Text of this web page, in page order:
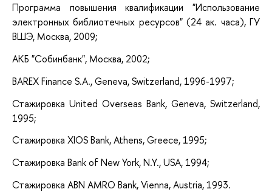
Программа повышения квалификации "Использование
электронных библиотечных ресурсов" (24 ак. часа), ГУ
ВШЭ, Москва, 2009;
АКБ "Собинбанк", Москва, 2002;
BAREX Finance S.A., Geneva,Switzerland, 1996-1997;
Стажировка United Overseas Bank, Geneva, Switzerland,
1995;
Стажировка XIOS Bank, Athens, Greece, 1995;
Стажировка Bank of New York, N.Y., USA, 1994;
Стажировка ABN AMRO Bank, Vienna, Austria, 1993.